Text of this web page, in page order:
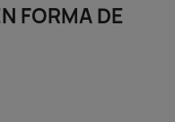
FORMA DE